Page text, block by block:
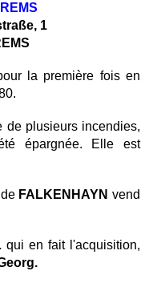
1
la première fois en
de plusieurs incendies,
épargnée. Elle est
FALKENHAYN vend
qui en fait l'acquisition,